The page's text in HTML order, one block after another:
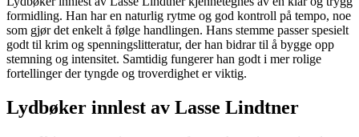
formidling. Han har en naturlig rytme og god kontroll på tempo, noe
som gjør det enkelt å følge handlingen. Hans stemme passer spesielt
godt til krim og spenningslitteratur, der han bidrar til å bygge opp
stemning og intensitet. Samtidig fungerer han godt i mer rolige
fortellinger der tyngde og troverdighet er viktig.
Lydbøker innlest av Lasse Lindtner